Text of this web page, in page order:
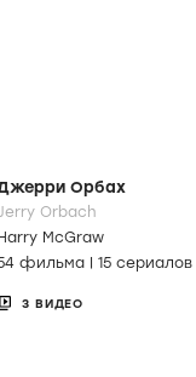
Орбах
Orbach
McGraw
фильма | 15 сериалов
3 ВИДЕО